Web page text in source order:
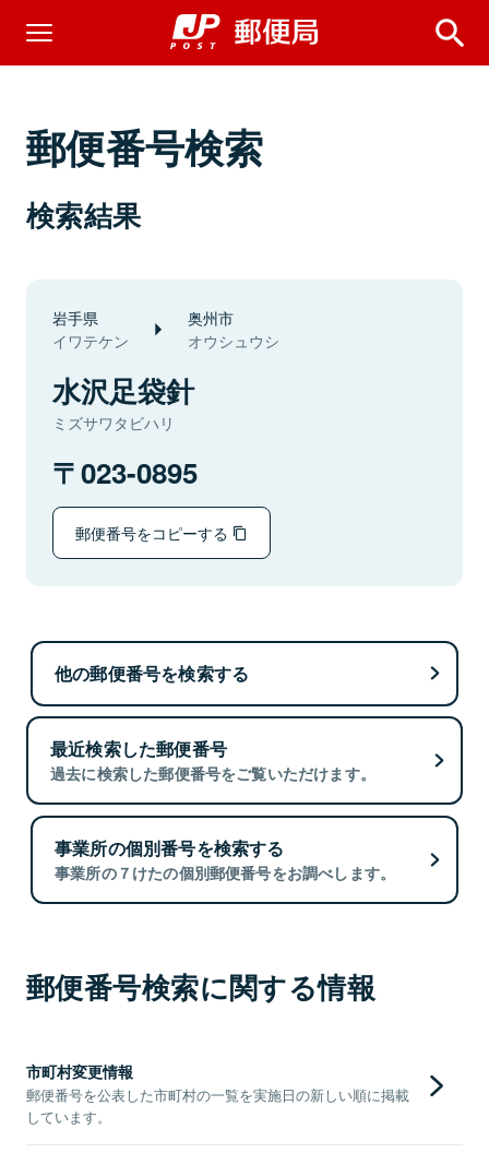
郵便番号検索
検索結果
岩手県
イワテケン
奥州市
オウシュウシ
水沢足袋針
ミズサワタビハリ
023-0895
郵便番号をコピーする
他の郵便番号を検索する
最近検索した郵便番号
過去に検索した郵便番号をご覧いただけます。
事業所の個別番号を検索する
事業所の７けたの個別郵便番号をお調べします。
郵便番号検索に関する情報
市町村変更情報
郵便番号を公表した市町村の一覧を実施日の新しい順に掲載
しています。